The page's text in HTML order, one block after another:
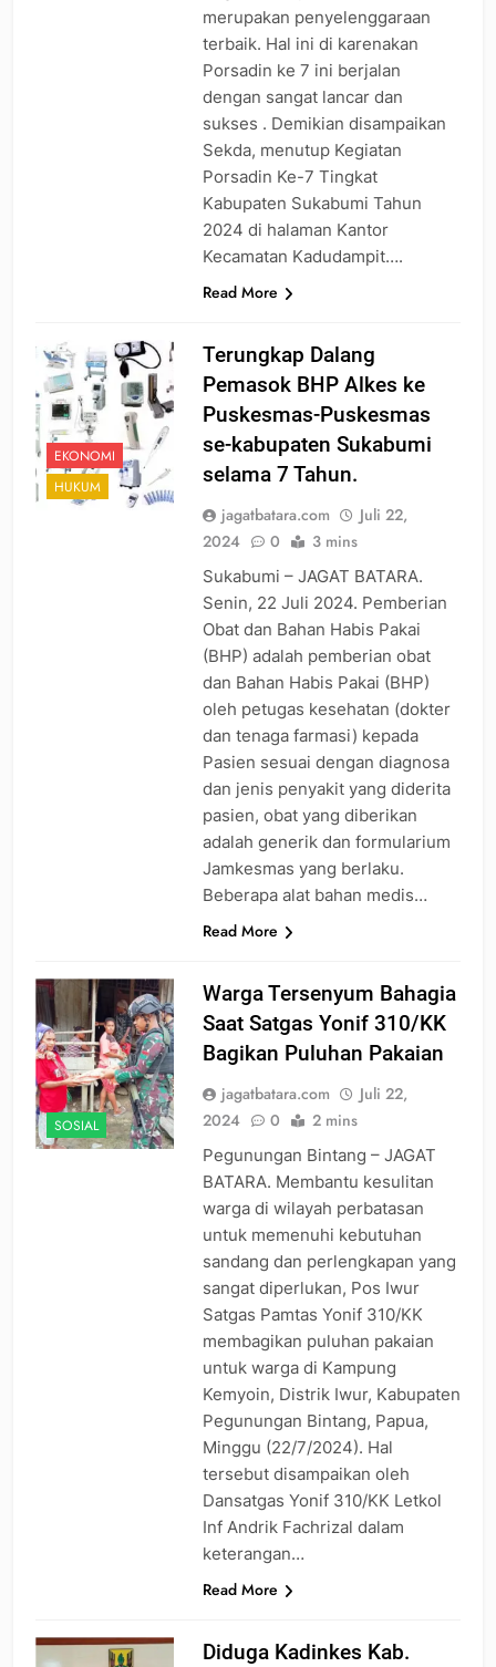
merupakan penyelenggaraan
terbaik. Hal ini di karenakan
Porsadin ke 7 ini berjalan
dengan sangat lancar dan
sukses . Demikian disampaikan
Sekda, menutup Kegiatan
Porsadin Ke-7 Tingkat
Kabupaten Sukabumi Tahun
2024 di halaman Kantor
Kecamatan Kadudampit….
Read More
EKONOMI
HUKUM
Terungkap Dalang
Pemasok BHP Alkes ke
Puskesmas-Puskesmas
se-kabupaten Sukabumi
selama 7 Tahun.
jagatbatara.com
Juli 22,
2024
0 3 mins
Sukabumi – JAGAT BATARA.
Senin, 22 Juli 2024. Pemberian
Obat dan Bahan Habis Pakai
(BHP) adalah pemberian obat
dan Bahan Habis Pakai (BHP)
oleh petugas kesehatan (dokter
dan tenaga farmasi) kepada
Pasien sesuai dengan diagnosa
dan jenis penyakit yang diderita
pasien, obat yang diberikan
adalah generik dan formularium
Jamkesmas yang berlaku.
Beberapa alat bahan medis…
Read More
SOSIAL
Warga Tersenyum Bahagia
Saat Satgas Yonif 310/KK
Bagikan Puluhan Pakaian
jagatbatara.com
Juli 22,
2024
0 2 mins
Pegunungan Bintang – JAGAT
BATARA. Membantu kesulitan
warga di wilayah perbatasan
untuk memenuhi kebutuhan
sandang dan perlengkapan yang
sangat diperlukan, Pos Iwur
Satgas Pamtas Yonif 310/KK
membagikan puluhan pakaian
untuk warga di Kampung
Kemyoin, Distrik Iwur, Kabupaten
Pegunungan Bintang, Papua,
Minggu (22/7/2024). Hal
tersebut disampaikan oleh
Dansatgas Yonif 310/KK Letkol
Inf Andrik Fachrizal dalam
keterangan…
Read More
Diduga Kadinkes Kab.